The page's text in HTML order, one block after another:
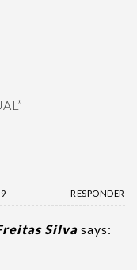
”
RESPONDER
Silva says: